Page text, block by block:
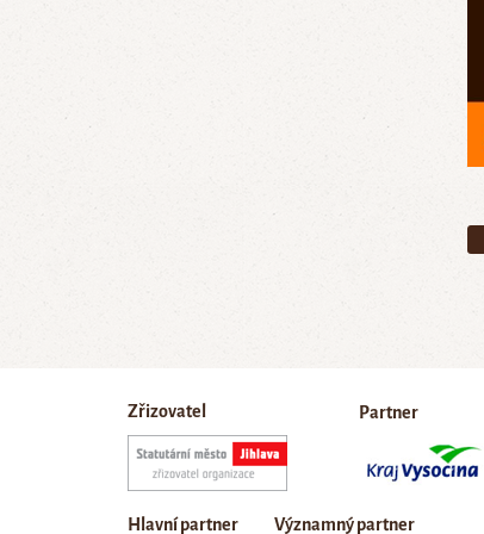
Zřizovatel Partner
Hlavní partner Významný partner